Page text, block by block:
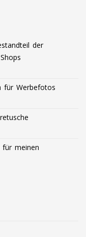
der
für Werbefotos
meinen